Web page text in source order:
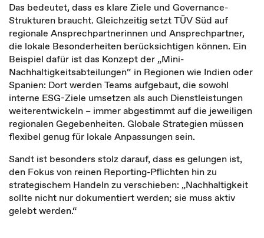
Das bedeutet, dass es klare Ziele und Governance-
Strukturen braucht. Gleichzeitig setzt TÜV Süd auf
regionale Ansprechpartnerinnen und Ansprechpartner,
die lokale Besonderheiten berücksichtigen können. Ein
Beispiel dafür ist das Konzept der „Mini-
Nachhaltigkeitsabteilungen“ in Regionen wie Indien oder
Spanien: Dort werden Teams aufgebaut, die sowohl
interne ESG-Ziele umsetzen als auch Dienstleistungen
weiterentwickeln – immer abgestimmt auf die jeweiligen
regionalen Gegebenheiten. Globale Strategien müssen
flexibel genug für lokale Anpassungen sein.
Sandt ist besonders stolz darauf, dass es gelungen ist,
den Fokus von reinen Reporting-Pflichten hin zu
strategischem Handeln zu verschieben: „Nachhaltigkeit
sollte nicht nur dokumentiert werden; sie muss aktiv
gelebt werden.“